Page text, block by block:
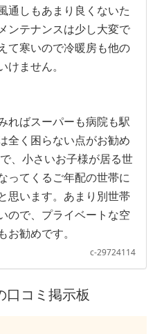
通しもあまり良くないた
ンテナンスは少し大変で
て寒いので冷暖房も他の
ません。
ればスーパーも病院も駅
全く困らない点がお勧め
、小さいお子様が居る世
ってくるご年配の世帯に
思います。あまり別世帯
ので、プライベートな空
勧めです。
c-29724114
口コミ掲示板